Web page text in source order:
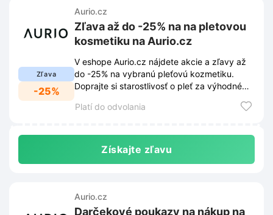
Zľava
-25%
Aurio.cz
Zľava až do -25% na na pletovou
kosmetiku na Aurio.cz
V eshope Aurio.cz nájdete akcie a zľavy až
do -25% na vybranú pleťovú kozmetiku.
Doprajte si starostlivosť o pleť za výhodné
Platí do odvolania
Získajte zľavu
Aurio.cz
Darčekové poukazy na nákup na